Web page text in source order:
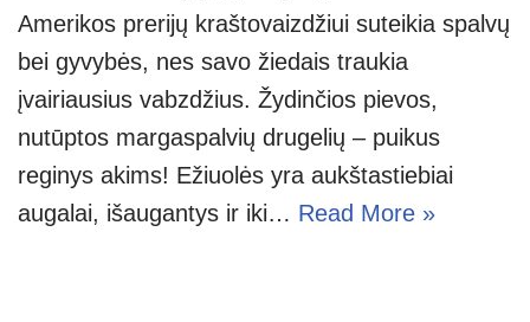
Amerikos prerijų kraštovaizdžiui suteikia spalvų
bei gyvybės, nes savo žiedais traukia
įvairiausius vabzdžius. Žydinčios pievos,
nutūptos margaspalvių drugelių – puikus
reginys akims! Ežiuolės yra aukštastiebiai
augalai, išaugantys ir iki… Read More »